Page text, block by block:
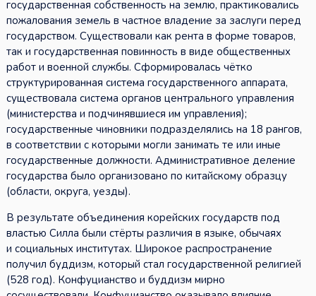
государственная собственность на землю, практиковались
пожалования земель в частное владение за заслуги перед
государством. Существовали как рента в форме товаров,
так и государственная повинность в виде общественных
работ и военной службы. Сформировалась чётко
структурированная система государственного аппарата,
существовала система органов центрального управления
(министерства и подчинявшиеся им управления);
государственные чиновники подразделялись на 18 рангов,
в соответствии с которыми могли занимать те или иные
государственные должности. Административное деление
государства было организовано по китайскому образцу
(области, округа, уезды).
В результате объединения корейских государств под
властью Силла были стёрты различия в языке, обычаях
и социальных институтах. Широкое распространение
получил буддизм, который стал государственной религией
(528 год). Конфуцианство и буддизм мирно